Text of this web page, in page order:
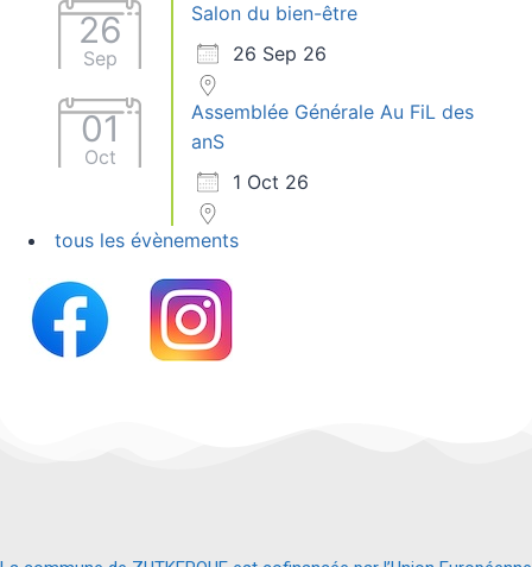
26
Sep
Salon du bien-être
26 Sep 26
01
Oct
Assemblée Générale Au FiL des
anS
1 Oct 26
tous les évènements